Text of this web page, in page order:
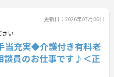
更新日：2026年07月06日
い
当充実◆介護付き有料老
談員のお仕事です♪＜正